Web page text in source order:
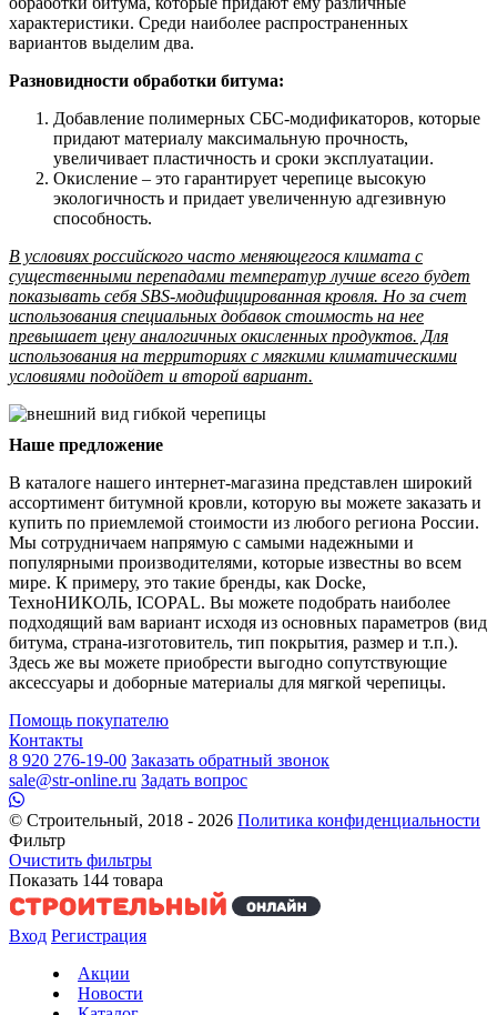
характеристики. Среди наиболее распространенных
вариантов выделим два.
Разновидности обработки битума:
Добавление полимерных СБС-модификаторов, которые
придают материалу максимальную прочность,
увеличивает пластичность и сроки эксплуатации.
Окисление – это гарантирует черепице высокую
экологичность и придает увеличенную адгезивную
способность.
В условиях российского часто меняющегося климата с
существенными перепадами температур лучше всего будет
показывать себя SBS-модифицированная кровля. Но за счет
использования специальных добавок стоимость на нее
превышает цену аналогичных окисленных продуктов. Для
использования на территориях с мягкими климатическими
условиями подойдет и второй вариант.
Наше предложение
В каталоге нашего интернет-магазина представлен широкий
ассортимент битумной кровли, которую вы можете заказать и
купить по приемлемой стоимости из любого региона России.
Мы сотрудничаем напрямую с самыми надежными и
популярными производителями, которые известны во всем
мире. К примеру, это такие бренды, как Docke,
ТехноНИКОЛЬ, ICOPAL. Вы можете подобрать наиболее
подходящий вам вариант исходя из основных параметров (вид
битума, страна-изготовитель, тип покрытия, размер и т.п.).
Здесь же вы можете приобрести выгодно сопутствующие
аксессуары и доборные материалы для мягкой черепицы.
Помощь покупателю
Контакты
8 920 276-19-00 Заказать обратный звонок
sale@str-online.ru Задать вопрос
© Строительный, 2018 - 2026 Политика конфиденциальности
Фильтр
Очистить фильтры
Показать 144 товара
Вход Регистрация
Акции
Новости